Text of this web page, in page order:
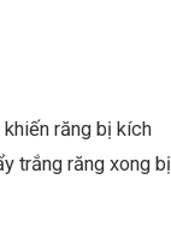
răng bị kích
trắng răng xong bị